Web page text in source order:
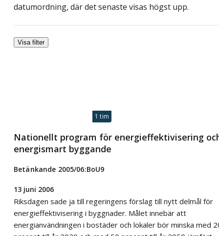
datumordning, där det senaste visas högst upp.
Visa filter
1 tim
Nationellt program för energieffektivisering
energismart byggande
Betänkande 2005/06:BoU9
13 juni 2006
Riksdagen sade ja till regeringens förslag till nytt delmål för
energieffektivisering i byggnader. Målet innebär att
energianvändningen i bostäder och lokaler bör minska med